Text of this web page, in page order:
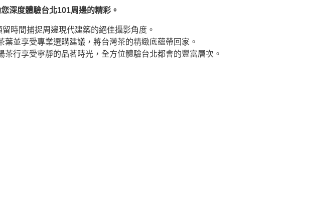
深度體驗台北101周邊的精彩。
時間捕捉周邊現代建築的絕佳攝影角度。
並享受專業選購建議，將台灣茶的精緻底蘊帶回家。
行享受寧靜的品茗時光，全方位體驗台北都會的豐富層次。